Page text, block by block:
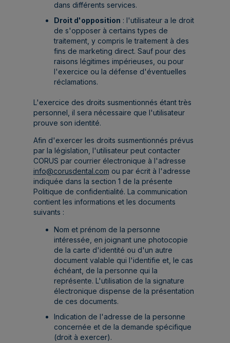
dans différents services.
Droit d'opposition : l'utilisateur a le droit
de s'opposer à certains types de
traitement, y compris le traitement à des
fins de marketing direct. Sauf pour des
raisons légitimes impérieuses, ou pour
l'exercice ou la défense d'éventuelles
réclamations.
L'exercice des droits susmentionnés étant très
personnel, il sera nécessaire que l'utilisateur
prouve son identité.
Afin d'exercer les droits susmentionnés prévus
par la législation, l'utilisateur peut contacter
CORUS par courrier électronique à l'adresse
info@corusdental.com ou par écrit à l'adresse
indiquée dans la section 1 de la présente
Politique de confidentialité. La communication
contient les informations et les documents
suivants :
Nom et prénom de la personne
intéressée, en joignant une photocopie
de la carte d'identité ou d'un autre
document valable qui l'identifie et, le cas
échéant, de la personne qui la
représente. L'utilisation de la signature
électronique dispense de la présentation
de ces documents.
Indication de l'adresse de la personne
concernée et de la demande spécifique
(droit à exercer).